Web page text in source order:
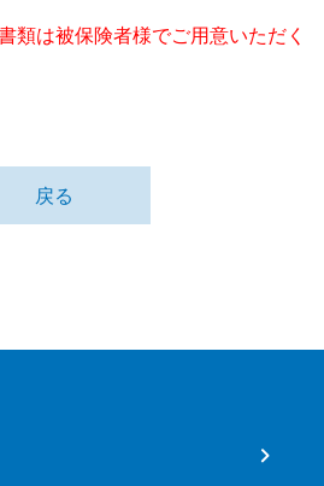
は被保険者様でご用意いただく書
戻る